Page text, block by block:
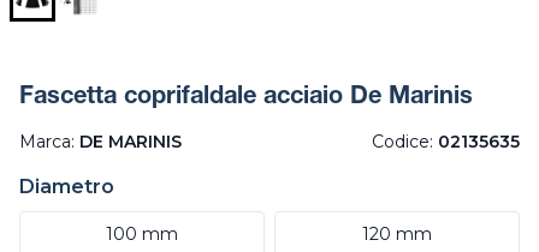
Fascetta coprifaldale acciaio De Marinis
Marca: DE MARINIS Codice: 02135635
Diametro
100 mm 120 mm